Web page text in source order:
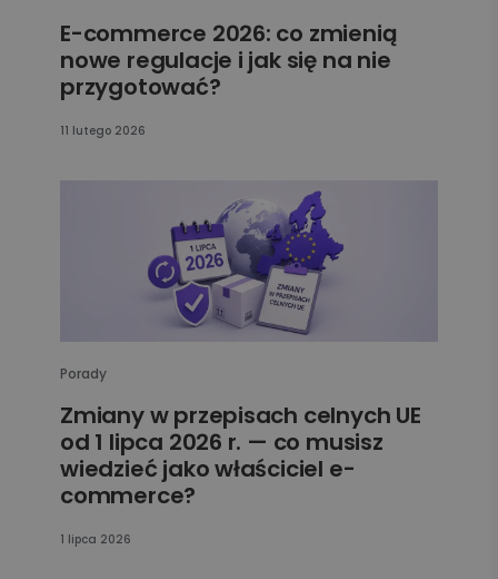
E-commerce 2026: co zmienią
nowe regulacje i jak się na nie
przygotować?
11 lutego 2026
Porady
Zmiany w przepisach celnych UE
od 1 lipca 2026 r. — co musisz
wiedzieć jako właściciel e-
commerce?
1 lipca 2026